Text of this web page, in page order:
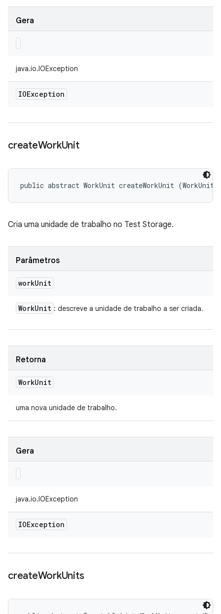
Gera
java.io.IOException
IOException
createWorkUnit
public abstract WorkUnit createWorkUnit (WorkUnit
Cria uma unidade de trabalho no Test Storage.
Parâmetros
workUnit
WorkUnit : descreve a unidade de trabalho a ser criada.
Retorna
WorkUnit
uma nova unidade de trabalho.
Gera
java.io.IOException
IOException
createWorkUnits